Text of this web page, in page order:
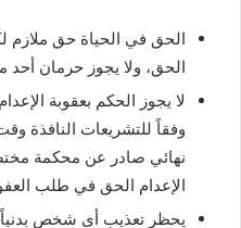
الحق في الحياة حق
الحق، ولا يجوز حرمان أحد
لا يجوز الحكم بعقوبة
وفقاً للتشريعات النافذة
نهائي صادر عن محكمة
الإعدام الحق في طلب
يحظر تعذيب أي شخص بدنياً